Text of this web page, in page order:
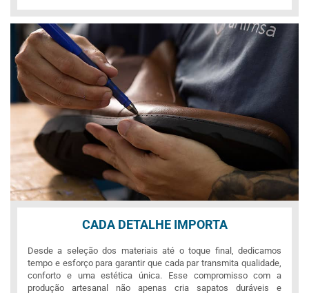
CADA DETALHE IMPORTA
Desde a seleção dos materiais até o toque final, dedicamos
tempo e esforço para garantir que cada par transmita qualidade,
conforto e uma estética única. Esse compromisso com a
produção artesanal não apenas cria sapatos duráveis e